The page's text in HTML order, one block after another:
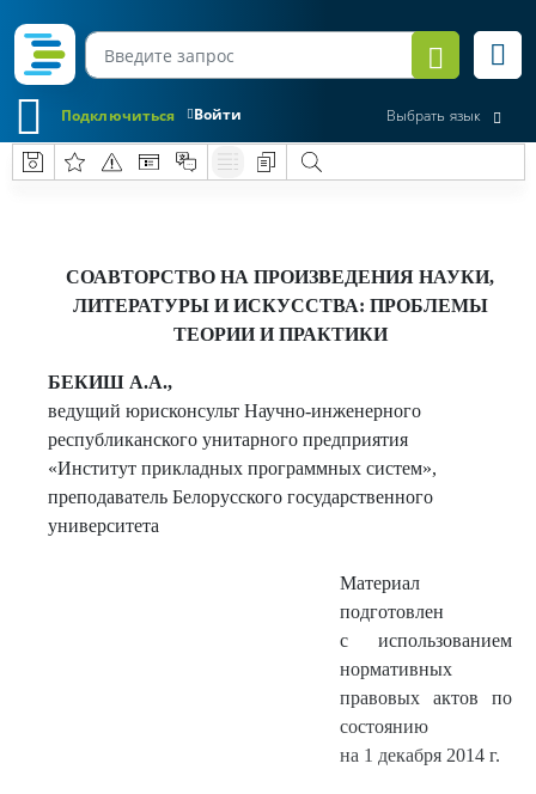
Войти
Подключиться Выбрать язык
СОАВТОРСТВО НА ПРОИЗВЕДЕНИЯ НАУКИ,
ЛИТЕРАТУРЫ И ИСКУССТВА: ПРОБЛЕМЫ
ТЕОРИИ И ПРАКТИКИ
БЕКИШ А.А.,
ведущий юрисконсульт Научно-инженерного
республиканского унитарного предприятия
«Институт прикладных программных систем»,
преподаватель Белорусского государственного
университета
Материал
подготовлен
с использованием
нормативных
правовых актов по
состоянию
на 1 декабря 2014 г.